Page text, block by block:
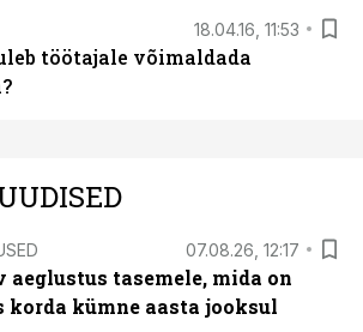
18.04.16, 11:53
töötajale võimaldada
07.08.26, 12:17
tasemele, mida on
korda kümne aasta jooksul